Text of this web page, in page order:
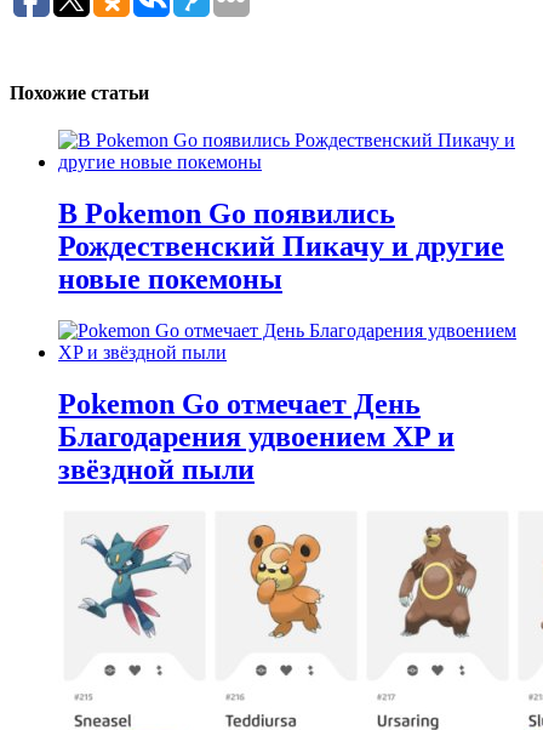
Похожие статьи
В Pokemon Go появились
Рождественский Пикачу и другие
новые покемоны
Pokemon Go отмечает День
Благодарения удвоением XP и
звёздной пыли